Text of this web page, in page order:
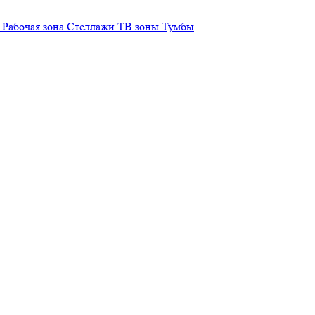
Рабочая зона Стеллажи ТВ зоны Тумбы